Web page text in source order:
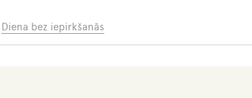
Diena bez iepirkšanās